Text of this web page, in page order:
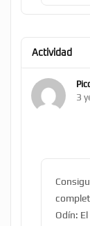
Actividad
3
Odín: